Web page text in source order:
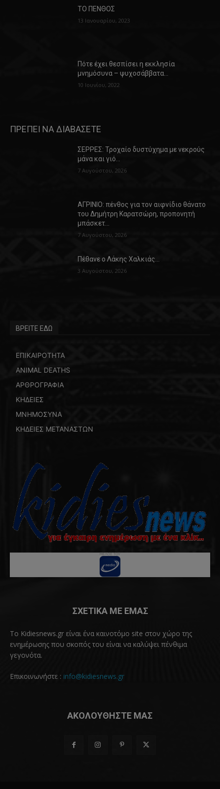
ΤΟ ΠΕΝΘΟΣ
13 Ιανουαρίου, 2023
Πότε έχει θεσπίσει η εκκλησία
μνημόσυνα – ψυχοσάββατα…
10 Ιουνίου, 2022
ΠΡΕΠΕΙ ΝΑ ΔΙΑΒΑΣΕΤΕ
ΣΕΡΡΕΣ: Τροχαίο δυστύχημα με νεκρούς
μάνα και γιό…
7 Αυγούστου, 2026
ΑΓΡΙΝΙΟ: πένθος για τον αιφνίδιο θάνατο
του Δημήτρη Καρατσώρη, προπονητή
μπάσκετ…
7 Αυγούστου, 2026
Πέθανε ο Λάκης Χαλκιάς…
3 Αυγούστου, 2026
ΒΡΕΙΤΕ ΕΔΩ
ΕΠΙΚΑΙΡΟΤΗΤΑ
ANIMAL DEATHS
ΑΡΘΡΟΓΡΑΦΙΑ
ΚΗΔΕΙΕΣ
ΜΝΗΜΟΣΥΝΑ
ΚΗΔΕΙΕΣ ΜΕΤΑΝΑΣΤΩΝ
ΣΧΕΤΙΚΑ ΜΕ ΕΜΑΣ
Το Kidiesnews.gr είναι ένα καινοτόμο site στον χώρο της
ενημέρωσης που σκοπός του είναι να καλύψει πένθιμα
γεγονότα.
Επικοινωνήστε : info@kidiesnews.gr
ΑΚΟΛΟΥΘΗΣΤΕ ΜΑΣ